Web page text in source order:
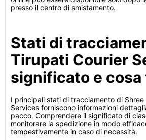
presso il centro di smistamento.
Stati di
Tirupati Courier
significato e cosa
I principali stati di tracciamento di
Services forniscono informazioni
pacco. Comprendere il significato di
monitorare la spedizione in modo
tempestivamente in caso di necessità.